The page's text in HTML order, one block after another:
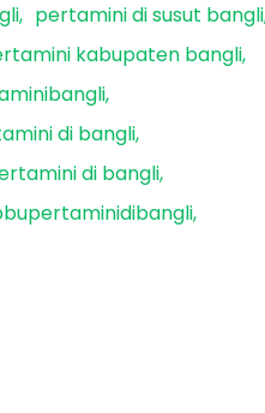
pertamini di susut bangli
kabupaten bangli
di bangli
di bangli